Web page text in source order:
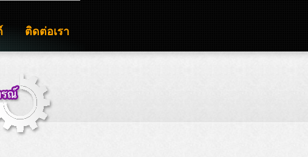
ติดต่อเรา